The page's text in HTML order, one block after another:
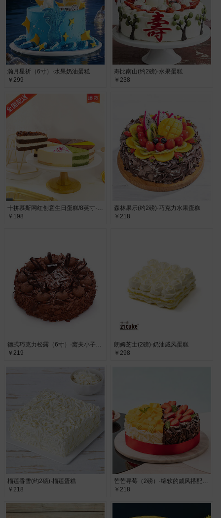
瀚月星祈（6寸）·水果奶油蛋糕
￥299
寿比南山(约2磅)·水果蛋糕
￥238
￥198
森林果乐(约2磅)·巧克力水果蛋糕
￥218
￥219
朗姆芝士(2磅)·奶油戚风蛋糕
￥298
榴莲香雪(约2磅)·榴莲蛋糕
￥218
芒芒寻莓（2磅）·绵软的戚风搭配甜润多汁的草莓和鲜芒
￥218